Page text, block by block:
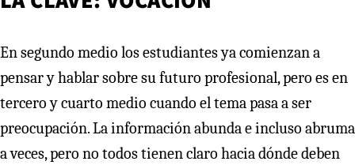
En segundo medio los estudiantes ya comienzan a
pensar y hablar sobre su futuro profesional, pero es en
tercero y cuarto medio cuando el tema pasa a ser
preocupación. La información abunda e incluso abruma
a veces, pero no todos tienen claro hacia dónde deben